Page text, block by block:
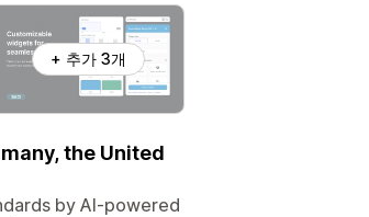
+ 추가 3개
the United
by AI-powered